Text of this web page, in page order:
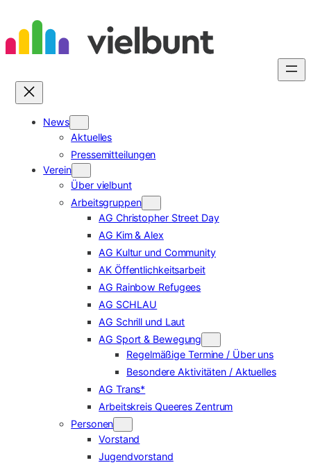
Inhalt
springen
News
Aktuelles
Pressemitteilungen
Verein
Über vielbunt
Arbeitsgruppen
AG Christopher Street Day
AG Kim & Alex
AG Kultur und Community
AK Öffentlichkeitsarbeit
AG Rainbow Refugees
AG SCHLAU
AG Schrill und Laut
AG Sport & Bewegung
Regelmäßige Termine / Über uns
Besondere Aktivitäten / Aktuelles
AG Trans*
Arbeitskreis Queeres Zentrum
Personen
Vorstand
Jugendvorstand